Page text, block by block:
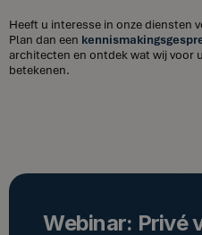
Heeft u interesse in onze diensten
Plan dan een
architecten en ontdek wat wij voor
betekenen.
Webinar: Privé